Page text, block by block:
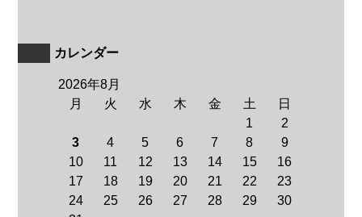
カレンダー
2026年8月
月
火 水 木 金 土
日
1
2
3
4 5 6 7 8
9
10
11 12 13 14 15
16
17
18 19 20 21 22
23
24
25 26 27 28 29
30